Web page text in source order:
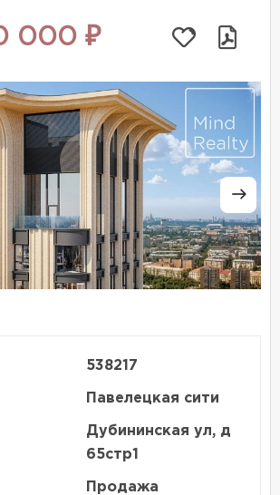
000 ₽
538217
Павелецкая сити
Дубининская ул, д
65стр1
Продажа